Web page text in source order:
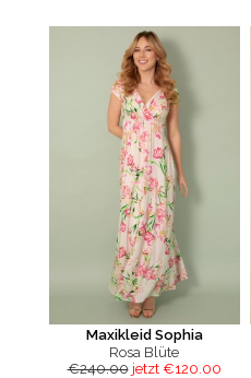
Maxikleid Sophia
Rosa Blüte
€240.00 jetzt €120.00